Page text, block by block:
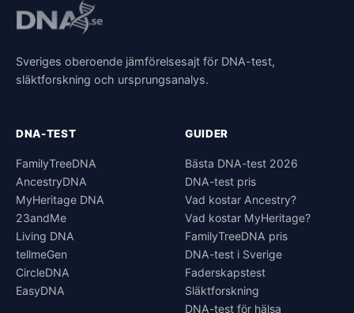
Sveriges oberoende jämförelsesajt för DNA-test,
släktforskning och ursprungsanalys.
DNA-TEST
FamilyTreeDNA
AncestryDNA
MyHeritage DNA
23andMe
Living DNA
tellmeGen
CircleDNA
EasyDNA
GUIDER
Bästa DNA-test 2026
DNA-test pris
Vad kostar Ancestry?
Vad kostar MyHeritage?
FamilyTreeDNA pris
DNA-test i Sverige
Faderskapstest
Släktforskning
DNA-test för hälsa